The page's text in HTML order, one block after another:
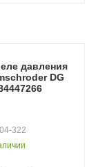
давления
DG
322